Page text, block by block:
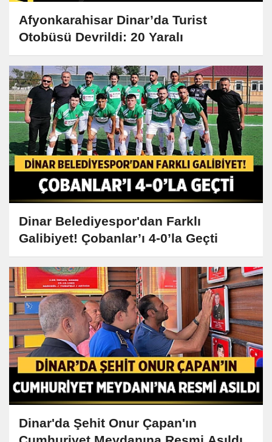
Afyonkarahisar Dinar’da Turist
Otobüsü Devrildi: 20 Yaralı
Dinar Belediyespor'dan Farklı
Galibiyet! Çobanlar’ı 4-0’la Geçti
Dinar'da Şehit Onur Çapan'ın